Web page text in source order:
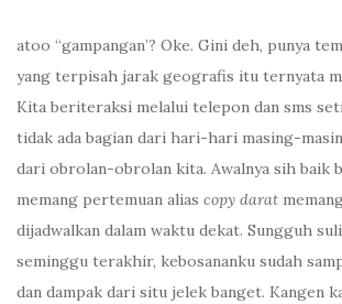
atoo “gampangan’? Oke. Gini deh, punya
yang terpisah jarak geografis itu ternyata
Kita beriteraksi melalui telepon dan sms
tidak ada bagian dari hari-hari masing-
dari obrolan-obrolan kita. Awalnya sih baik
memang pertemuan alias copy darat
dijadwalkan dalam waktu dekat. Sungguh
seminggu terakhir, kebosananku sudah
dan dampak dari situ jelek banget. Kangen